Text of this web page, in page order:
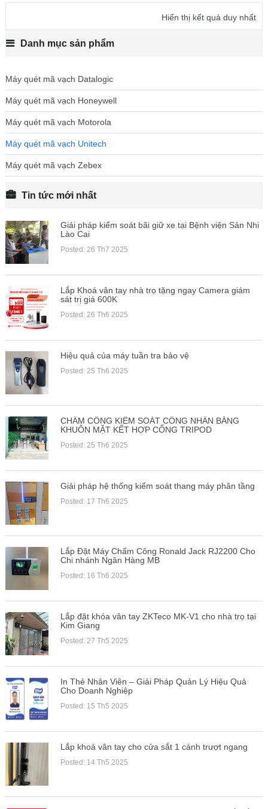
Hiển thị kết quả duy nhất
Danh mục sản phẩm
Máy quét mã vạch Datalogic
Máy quét mã vạch Honeywell
Máy quét mã vạch Motorola
Máy quét mã vạch Unitech
Máy quét mã vạch Zebex
Tin tức mới nhất
Giải pháp kiểm soát bãi giữ xe tại Bệnh viện Sản Nhi
Lào Cai
Posted: 26 Th7 2025
Lắp Khoá vân tay nhà trọ tặng ngay Camera giám
sát trị giá 600K
Posted: 26 Th6 2025
Hiệu quả của máy tuần tra bảo vệ
Posted: 25 Th6 2025
CHẤM CÔNG KIỂM SOÁT CÔNG NHÂN BẰNG
KHUÔN MẶT KẾT HỢP CỔNG TRIPOD
Posted: 25 Th6 2025
Giải pháp hệ thống kiểm soát thang máy phân tầng
Posted: 17 Th6 2025
Lắp Đặt Máy Chấm Công Ronald Jack RJ2200 Cho
Chi nhánh Ngân Hàng MB
Posted: 16 Th6 2025
Lắp đặt khóa vân tay ZKTeco MK-V1 cho nhà trọ tại
Kim Giang
Posted: 27 Th5 2025
In Thẻ Nhân Viên – Giải Pháp Quản Lý Hiệu Quả
Cho Doanh Nghiệp
Posted: 15 Th5 2025
Lắp khoá vân tay cho cửa sắt 1 cánh trượt ngang
Posted: 14 Th5 2025